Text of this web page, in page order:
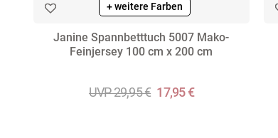
+ weitere Farben
Janine Spannbetttuch 5007 Mako-
Feinjersey 100 cm x 200 cm
UVP 29,95 € 17,95 €